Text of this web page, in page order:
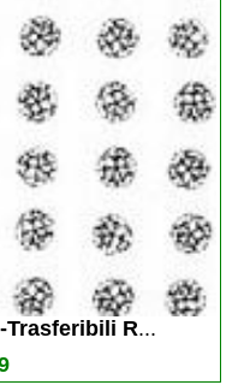
Trasferibili R...